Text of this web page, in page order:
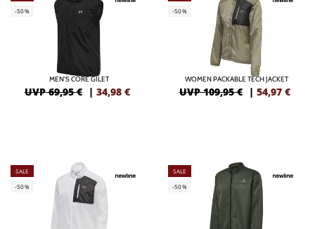
-50%
MEN'S CORE GILET
UVP 69,95 € | 34,98 €
-50%
WOMEN PACKABLE TECH JACKET
UVP 109,95 € | 54,97 €
SALE
-50%
SALE
-50%